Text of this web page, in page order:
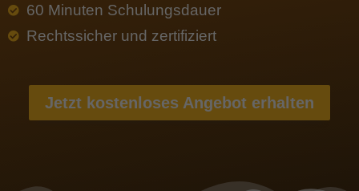
60 Minuten Schulungsdauer
Rechtssicher und zertifiziert
Jetzt kostenloses Angebot erhalten